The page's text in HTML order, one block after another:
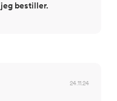
bestiller.
24.11.24